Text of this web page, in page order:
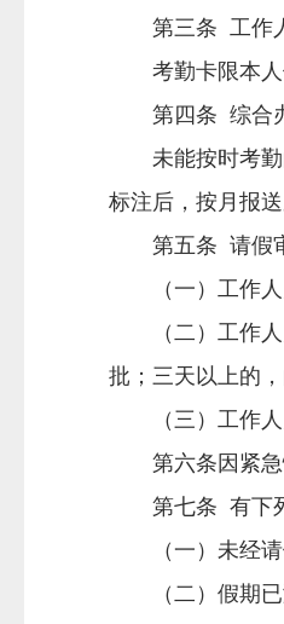
第三条 工作人
考勤卡限本人
第四条 综合办
未能按时考勤
标注后，按月报送
第五条 请假
（一）工作人
（二）工作人
批；三天以上的
（三）工作人
第六条因紧急
第七条 有下列
（一）未经请
（二）假期已